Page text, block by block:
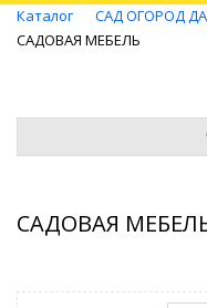
Каталог САД ОГОРОД
САДОВАЯ МЕБЕЛЬ
САДОВАЯ